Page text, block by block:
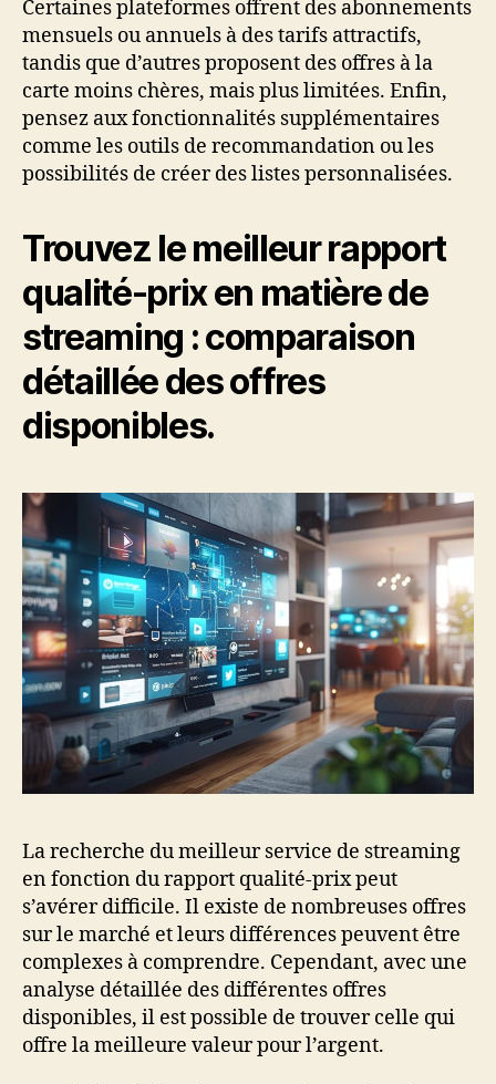
Certaines plateformes offrent des abonnements
mensuels ou annuels à des tarifs attractifs,
tandis que d’autres proposent des offres à la
carte moins chères, mais plus limitées. Enfin,
pensez aux fonctionnalités supplémentaires
comme les outils de recommandation ou les
possibilités de créer des listes personnalisées.
Trouvez le meilleur rapport
qualité-prix en matière de
streaming : comparaison
détaillée des offres
disponibles.
La recherche du meilleur service de streaming
en fonction du rapport qualité-prix peut
s’avérer difficile. Il existe de nombreuses offres
sur le marché et leurs différences peuvent être
complexes à comprendre. Cependant, avec une
analyse détaillée des différentes offres
disponibles, il est possible de trouver celle qui
offre la meilleure valeur pour l’argent.